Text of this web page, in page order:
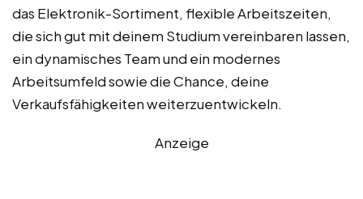
das Elektronik-Sortiment, flexible Arbeitszeiten,
die sich gut mit deinem Studium vereinbaren lassen,
ein dynamisches Team und ein modernes
Arbeitsumfeld sowie die Chance, deine
Verkaufsfähigkeiten weiterzuentwickeln.
Anzeige